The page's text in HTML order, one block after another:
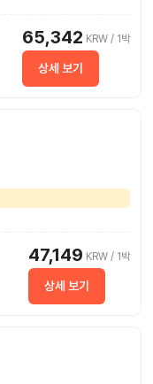
65,342 KRW / 1박
상세 보기
47,149 KRW / 1박
상세 보기